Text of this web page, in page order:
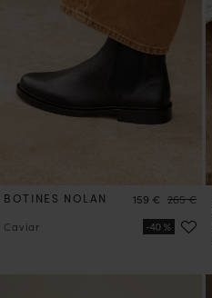
BOTINES NOLAN
Caviar
Precio
159 € Precio
265 €